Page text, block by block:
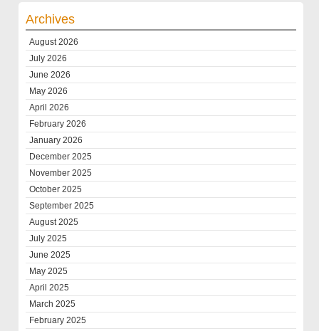
Archives
August 2026
July 2026
June 2026
May 2026
April 2026
February 2026
January 2026
December 2025
November 2025
October 2025
September 2025
August 2025
July 2025
June 2025
May 2025
April 2025
March 2025
February 2025